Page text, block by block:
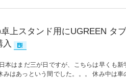
上スタンド用にUGREEN タ
入
本はまだ三が日ですが、こちらは早くも新
みはあっという間でした。。。 休み中は車